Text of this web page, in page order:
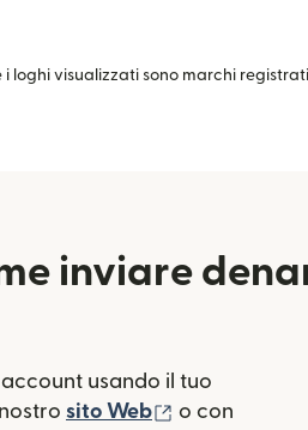
i loghi visualizzati sono marchi
inviare
account usando il tuo
sito Web (si apre in
o con